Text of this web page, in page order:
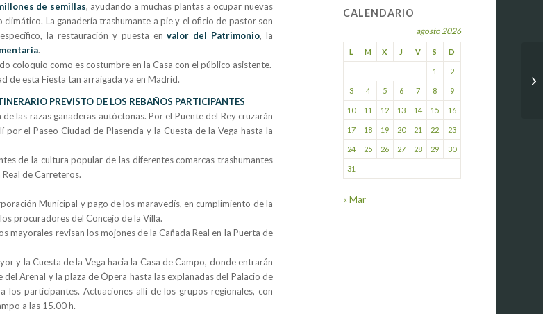
de semillas, ayudando a muchas plantas a ocupar nuevas
climático. La ganadería trashumante a pie y el oficio de pastor son
la restauración y puesta envalor del Patrimonio, la
.
coloquio como es costumbre en la Casa con el público asistente.
de esta Fiesta tan arraigada ya en Madrid.
PREVISTO DE LOS REBAÑOS PARTICIPANTES
las razas ganaderas autóctonas. Por el Puente del Rey cruzarán
el Paseo Ciudad de Plasencia y la Cuesta de la Vega hasta la
de la cultura popular de las diferentes comarcas trashumantes
de Carreteros.
Municipal y pago de los maravedís, en cumplimiento de la
procuradores del Concejo de la Villa.
mayorales revisan los mojones de la Cañada Real en la Puerta de
y la Cuesta de la Vega hacia la Casa de Campo, donde entrarán
Arenal y la plaza de Ópera hasta las explanadas del Palacio de
participantes. Actuaciones allí de los grupos regionales, con
a las 15.00 h.
CALENDARIO
agosto 2026
L M X J V S D
1 2
3 4 5 6 7 8 9
10 11 12 13 14 15 16
17 18 19 20 21 22 23
24 25 26 27 28 29 30
31
« Mar